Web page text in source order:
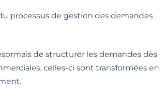
processus de gestion des demandes
de structurer les demandes dès
celles-ci sont transformées en